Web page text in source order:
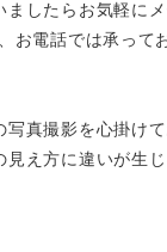
したらお気軽に
お電話では承って
真撮影を心掛け
見え方に違いが生